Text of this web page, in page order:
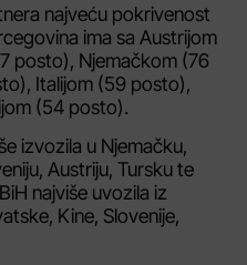
najveću pokrivenost
ima sa Austrijom
posto), Njemačkom (76
Italijom (59 posto),
(54 posto).
izvozila u Njemačku,
Austriju, Tursku te
najviše uvozila iz
Kine, Slovenije,